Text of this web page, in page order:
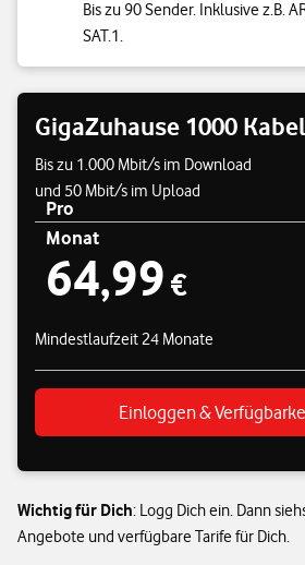
Bis zu 90 Sender. Inklusive z.B.
SAT.1.
GigaZuhause 1000 Kabel
Bis zu 1.000 Mbit/s im Download
und 50 Mbit/s im Upload
Pro
Monat
64,99 €
64,99 €
Mindestlaufzeit 24 Monate
Einloggen &
Wichtig für Dich: Logg Dich ein. Dann
Angebote und verfügbare Tarife für Dich.